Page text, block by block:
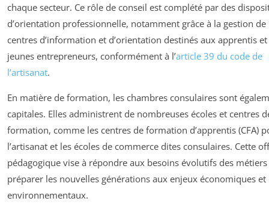
chaque secteur. Ce rôle de conseil est complété par des
d’orientation professionnelle, notamment grâce à la gestion de
centres d’information et d’orientation destinés aux apprentis et
jeunes entrepreneurs, conformément à l’article 39 du code de
l’artisanat.
En matière de formation, les chambres consulaires sont
capitales. Elles administrent de nombreuses écoles et centres
formation, comme les centres de formation d’apprentis (CFA)
l’artisanat et les écoles de commerce dites consulaires. Cette
pédagogique vise à répondre aux besoins évolutifs des métiers
préparer les nouvelles générations aux enjeux économiques et
environnementaux.